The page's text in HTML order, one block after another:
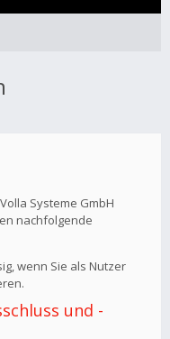
Systeme GmbH
nachfolgende
wenn Sie als Nutzer
und -